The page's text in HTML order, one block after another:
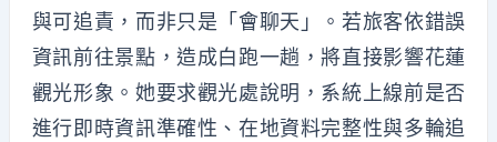
與可追責，而非只是「會聊天」。若旅客依錯誤
資訊前往景點，造成白跑一趟，將直接影響花蓮
觀光形象。她要求觀光處說明，系統上線前是否
進行即時資訊準確性、在地資料完整性與多輪追